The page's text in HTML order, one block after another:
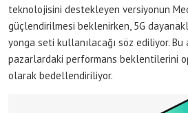
teknolojisini destekleyen versiyonun
güçlendirilmesi beklenirken, 5G
yonga seti kullanılacağı söz ediliyor. Bu
pazarlardaki performans beklentilerini
olarak bedellendiriliyor.